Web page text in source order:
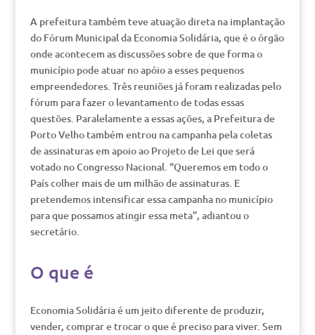
A prefeitura também teve atuação direta na implantação
do Fórum Municipal da Economia Solidária, que é o órgão
onde acontecem as discussões sobre de que forma o
município pode atuar no apóio a esses pequenos
empreendedores. Três reuniões já foram realizadas pelo
fórum para fazer o levantamento de todas essas
questões. Paralelamente a essas ações, a Prefeitura de
Porto Velho também entrou na campanha pela coletas
de assinaturas em apoio ao Projeto de Lei que será
votado no Congresso Nacional. “Queremos em todo o
País colher mais de um milhão de assinaturas. E
pretendemos intensificar essa campanha no município
para que possamos atingir essa meta”, adiantou o
secretário.
O que é
Economia Solidária é um jeito diferente de produzir,
vender, comprar e trocar o que é preciso para viver. Sem